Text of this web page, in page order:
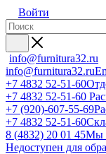
Войти
info@furnitura32.ru
info@furnitura32.ru
+7 4832 52-51-60
+7 4832 52-51-60
+7 (920)-607-55-69
+7 4832 52-51-60
8 (4832) 20 01 45Мы
Недоступен для